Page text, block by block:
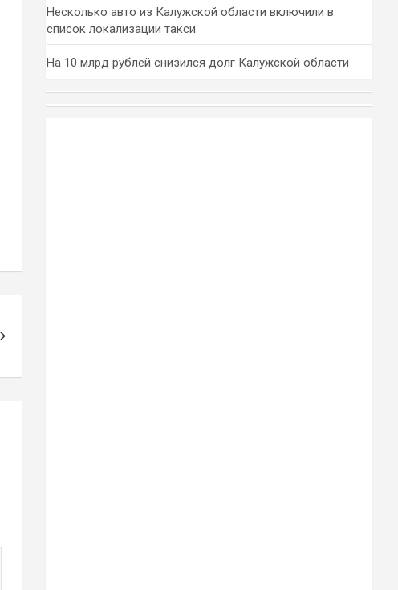
Несколько авто из Калужской области включили в
список локализации такси
На 10 млрд рублей снизился долг Калужской области